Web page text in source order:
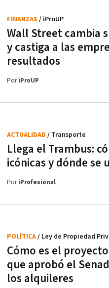
Wall Street cambia
y castiga a las
resultados
FINANZAS / iProUP
PoriProUP
Llega el Trambus:
icónicas y dónde se
ACTUALIDAD / Transporte
PoriProfesional
Cómo es el
que aprobó el
los alquileres
POLÍTICA/ Ley de Propiedad